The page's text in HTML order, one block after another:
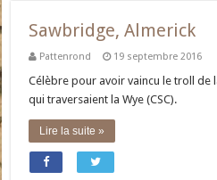
Sawbridge, Almerick
Pattenrond 19 septembre 2016
Célèbre pour avoir vaincu le troll de
qui traversaient la Wye (CSC).
Lire la suite »